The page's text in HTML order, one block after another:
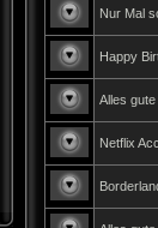
Nur Mal
Happy
Alles
Netflix